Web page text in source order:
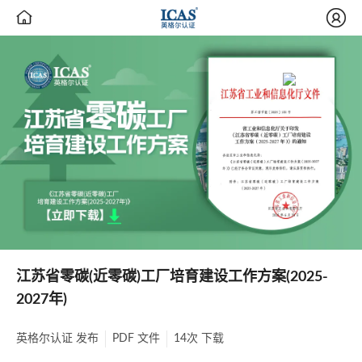
 
江苏省零碳(近零碳)工厂培育建设工作方案(2025-
2027年)
英格尔认证 发布 PDF 文件 14次 下载